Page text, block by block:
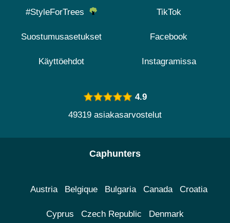
#StyleForTrees
Suostumusasetukset
Käyttöehdot
TikTok
Facebook
Instagramissa
4.9
49319 asiakasarvostelut
Caphunters
Austria Belgique Bulgaria Canada Croatia
Cyprus Czech Republic Denmark